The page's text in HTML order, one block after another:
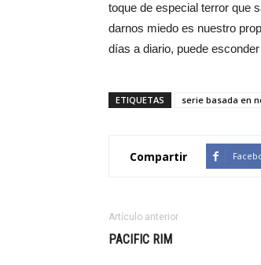
toque de especial terror que
darnos miedo es nuestro
días a diario, puede
ETIQUETAS serie basada en
Compartir
Artículo anterior
PACIFIC RIM